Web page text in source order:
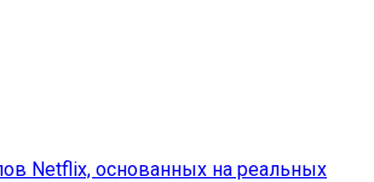
Netflix, основанных на реальных